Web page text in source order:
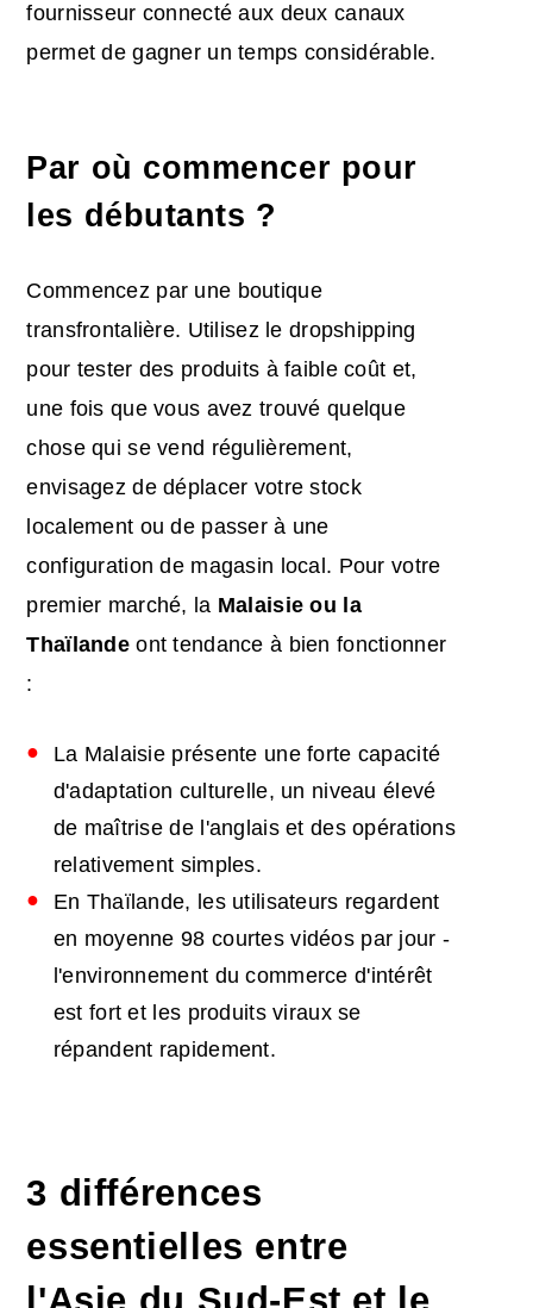
fournisseur connecté aux deux canaux
permet de gagner un temps considérable.
Par où commencer pour
les débutants ?
Commencez par une boutique
transfrontalière. Utilisez le dropshipping
pour tester des produits à faible coût et,
une fois que vous avez trouvé quelque
chose qui se vend régulièrement,
envisagez de déplacer votre stock
localement ou de passer à une
configuration de magasin local. Pour votre
premier marché, la Malaisie ou la
Thaïlandeont tendance à bien fonctionner
:
La Malaisie présente une forte capacité
d'adaptation culturelle, un niveau élevé
de maîtrise de l'anglais et des opérations
relativement simples.
En Thaïlande, les utilisateurs regardent
en moyenne 98 courtes vidéos par jour -
l'environnement du commerce d'intérêt
est fort et les produits viraux se
répandent rapidement.
3 différences
essentielles entre
l'Asie du Sud-Est et le